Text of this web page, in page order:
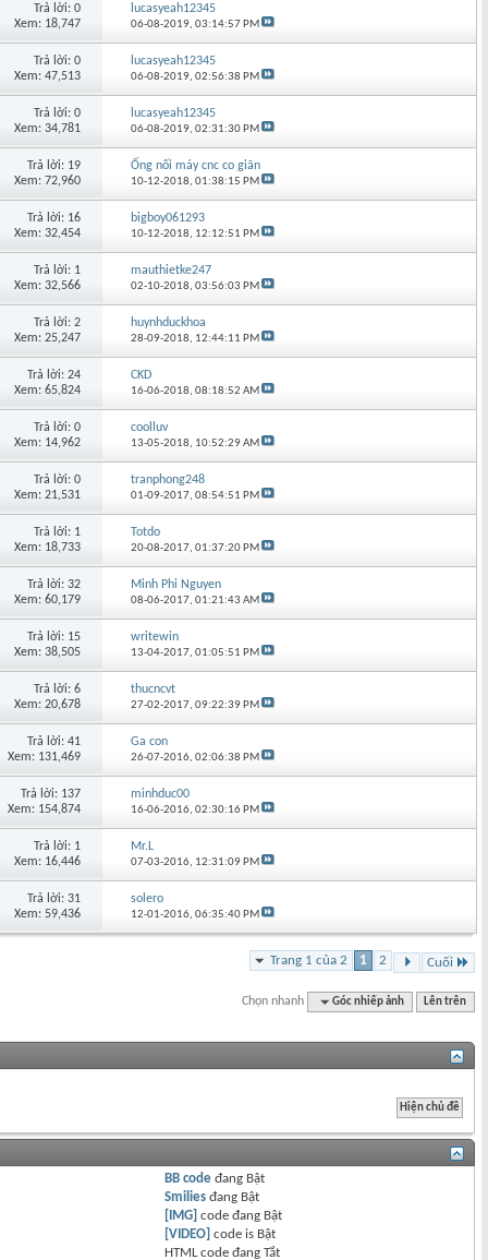
Trả lời: 0
Xem: 18,747
lucasyeah12345
06-08-2019,03:14:57 PM
Trả lời: 0
Xem: 47,513
lucasyeah12345
06-08-2019,02:56:38 PM
Trả lời: 0
Xem: 34,781
lucasyeah12345
06-08-2019,02:31:30 PM
Trả lời: 19
Xem: 72,960
Ống nối máy cnc co giãn
10-12-2018,01:38:15 PM
Trả lời: 16
Xem: 32,454
bigboy061293
10-12-2018, 12:12:51 PM
Trả lời: 1
Xem: 32,566
mauthietke247
02-10-2018,03:56:03 PM
Trả lời: 2
Xem: 25,247
huynhduckhoa
28-09-2018, 12:44:11 PM
Trả lời: 24
Xem: 65,824
CKD
16-06-2018,08:18:52 AM
Trả lời: 0
Xem: 14,962
coolluv
13-05-2018, 10:52:29 AM
Trả lời: 0
Xem: 21,531
tranphong248
01-09-2017,08:54:51 PM
Trả lời: 1
Xem: 18,733
Totdo
20-08-2017,01:37:20 PM
Trả lời: 32
Xem: 60,179
Minh Phi Nguyen
08-06-2017,01:21:43 AM
Trả lời: 15
Xem: 38,505
writewin
13-04-2017,01:05:51 PM
Trả lời: 6
Xem: 20,678
thucncvt
27-02-2017,09:22:39 PM
Trả lời: 41
Xem: 131,469
Ga con
26-07-2016,02:06:38 PM
Trả lời: 137
Xem: 154,874
minhduc00
16-06-2016,02:30:16 PM
Trả lời: 1
Xem: 16,446
Mr.L
07-03-2016, 12:31:09 PM
Trả lời: 31
Xem: 59,436
solero
12-01-2016,06:35:40 PM
Trang 1 của 2 1 2 Cuối
Chọn nhanh Góc nhiếp ảnh Lên trên
BB code đang Bật
Smilies đang Bật
[IMG] code đang Bật
[VIDEO] code is Bật
HTML code đangTắt